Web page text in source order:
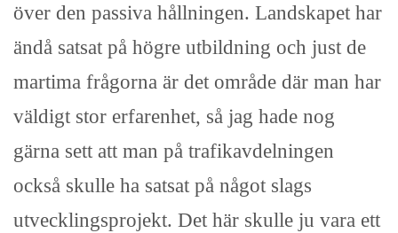
över den passiva hållningen. Landskapet har
ändå satsat på högre utbildning och just de
martima frågorna är det område där man har
väldigt stor erfarenhet, så jag hade nog
gärna sett att man på trafikavdelningen
också skulle ha satsat på något slags
utvecklingsprojekt. Det här skulle ju vara ett